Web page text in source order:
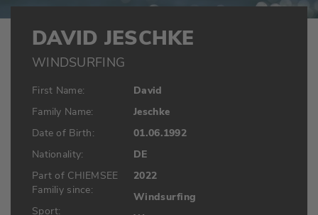
DAVID JESCHKE
WINDSURFING
First Name:
Family Name:
Date of Birth:
Nationality:
David
Jeschke
01.06.1992
DE
Part of CHIEMSEE
Familiy since:
Sport:
2022
Windsurfing